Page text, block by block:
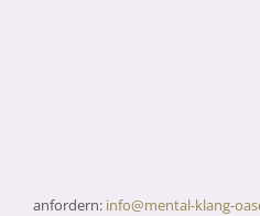
anfordern: info@mental-klang-